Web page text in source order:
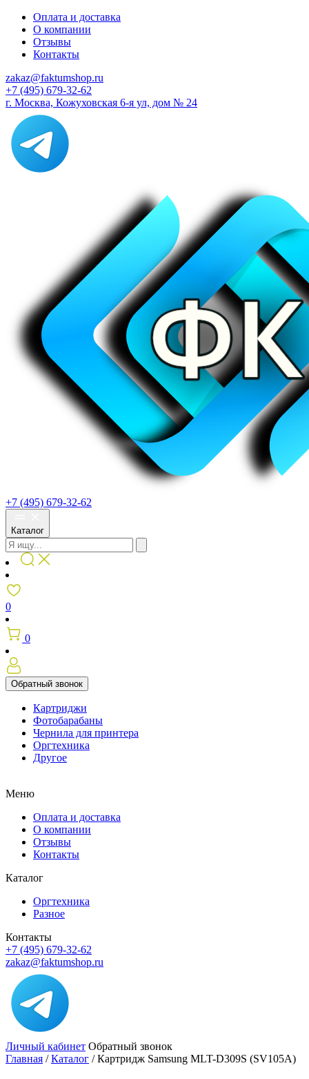
Оплата и доставка
О компании
Отзывы
Контакты
zakaz@faktumshop.ru
+7 (495) 679-32-62
г. Москва, Кожуховская 6-я ул, дом № 24
+7 (495) 679-32-62
Каталог
0
0
Обратный звонок
Картриджи
Фотобарабаны
Чернила для принтера
Оргтехника
Другое
Меню
Оплата и доставка
О компании
Отзывы
Контакты
Каталог
Оргтехника
Разное
Контакты
+7 (495) 679-32-62
zakaz@faktumshop.ru
Личный кабинет Обратный звонок
Главная /Каталог /Картридж Samsung MLT-D309S (SV105A)